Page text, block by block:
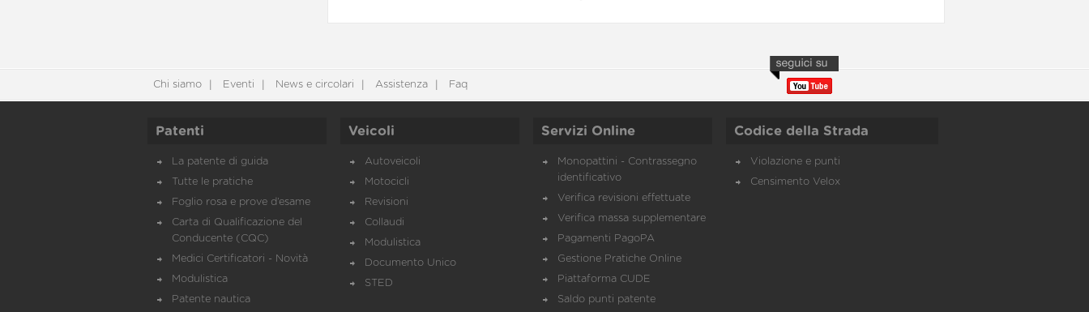
Chi siamo Eventi News e circolari Assistenza Faq
Patenti
La patente di guida
Tutte le pratiche
Foglio rosa e prove d’esame
Carta di Qualificazione del
Conducente (CQC)
Medici Certificatori - Novità
Modulistica
Patente nautica
Veicoli
Autoveicoli
Motocicli
Revisioni
Collaudi
Modulistica
Documento Unico
STED
Servizi Online
Monopattini - Contrassegno
identificativo
Verifica revisioni effettuate
Verifica massa supplementare
Pagamenti PagoPA
Gestione Pratiche Online
Piattaforma CUDE
Saldo punti patente
Codice della Strada
Violazione e punti
Censimento Velox